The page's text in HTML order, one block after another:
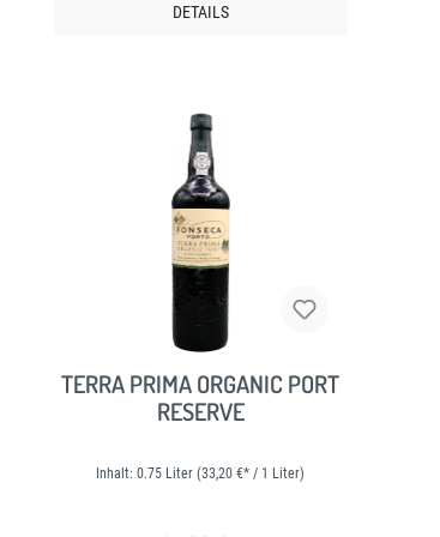
DETAILS
TERRA PRIMA ORGANIC PORT
RESERVE
Inhalt:0.75 Liter(33,20 €* / 1 Liter)